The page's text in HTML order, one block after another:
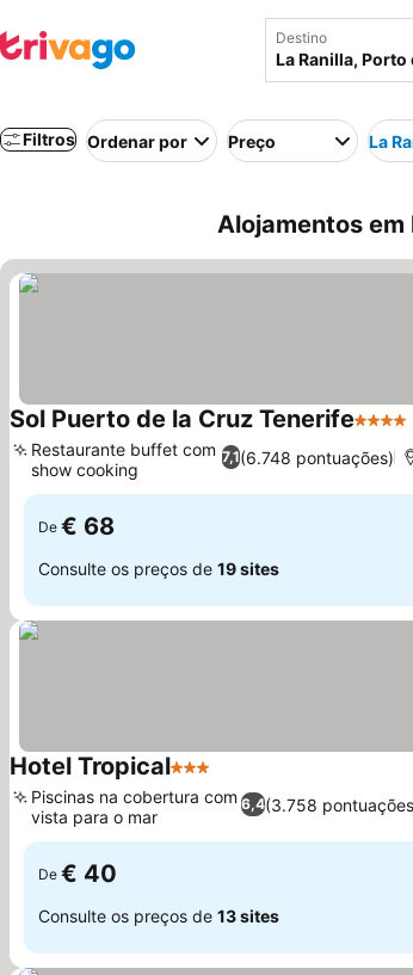
Destino
Filtros Ordenar por Preço La
Alojamentos em
Sol Puerto de la Cruz Tenerife4
7,1(6.748 pontuações)
Restaurante buffet com
show cooking
De € 68
Consulte os preços de 19 sites
Hotel Tropical3 Estrelas
6,4(3.758
Piscinas na cobertura com
vista para o mar
De € 40
Consulte os preços de 13 sites